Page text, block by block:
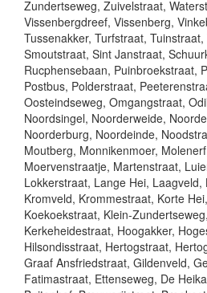
Zundertseweg, Zuivelstraat,
Vissenbergdreef, Vissenberg,
Tussenakker, Turfstraat,
Smoutstraat, Sint Janstraat,
Rucphensebaan, Puinbroekstraat,
Postbus, Polderstraat,
Oosteindseweg, Omgangstraat,
Noordsingel, Noorderweide,
Noorderburg, Noordeinde,
Moutberg, Monnikenmoer,
Moervenstraatje, Martenstraat,
Lokkerstraat, Lange Hei,
Kromveld, Krommestraat, Korte
Koekoekstraat, Klein-
Kerkeheidestraat, Hoogakker,
Hilsondisstraat, Hertogstraat,
Graaf Ansfriedstraat, Gildenveld,
Fatimastraat, Ettenseweg, De